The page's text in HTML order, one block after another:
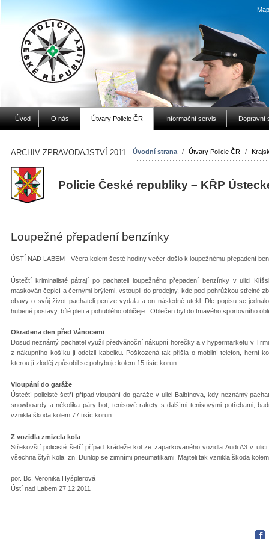
Úvod O nás Útvary Policie ČR Informační servis Dopravní
Úvodní strana / Útvary Policie ČR /
ARCHIV ZPRAVODAJSTVÍ 2011
Policie České republiky – KŘP
Loupežné přepadení benzínky
ÚSTÍ NAD LABEM - Včera kolem šesté hodiny večer došlo k loupežnému přepadení
Ústečtí kriminalisté pátrají po pachateli loupežného přepadení benzínky v ulici
maskován čepicí a černými brýlemi, vstoupil do prodejny, kde pod pohrůžkou střelné
obavy o svůj život pachateli peníze vydala a on následně utekl. Dle popisu se
hubené postavy, bílé pleti a pohublého obličeje . Oblečen byl do tmavého sportovního
Okradena den před Vánocemi
Dosud neznámý pachatel využil předvánoční nákupní horečky a v hypermarketu v
z nákupního košíku jí odcizil kabelku. Poškozená tak přišla o mobilní telefon, herní
kterou jí zloděj způsobil se pohybuje kolem 15 tisíc korun.
Vloupání do garáže
Ústečtí policisté šetří případ vloupání do garáže v ulici Balbínova, kdy neznámý
snowboardy a několika páry bot, tenisové rakety s dalšími tenisovými potřebami,
vznikla škoda kolem 77 tisíc korun.
Z vozidla zmizela kola
Střekovští policisté šetří případ krádeže kol ze zaparkovaného vozidla Audi A3 v
všechna čtyři kola zn. Dunlop se zimními pneumatikami. Majiteli tak vznikla škoda
por. Bc. Veronika Hyšplerová
Ústí nad Labem 27.12.2011